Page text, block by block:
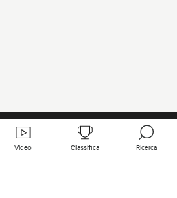
Video Classifica Ricerca